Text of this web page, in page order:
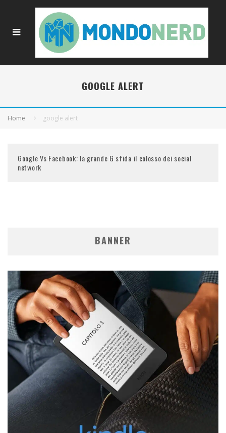
GOOGLE ALERT
Home google alert
Google Vs Facebook: la grande G sfida il colosso dei social
network
BANNER